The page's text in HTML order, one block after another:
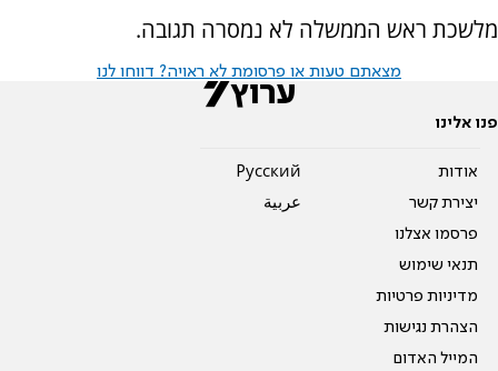
מלשכת ראש הממשלה לא נמסרה תגובה.
מצאתם טעות או פרסומת לא ראויה? דווחו לנו
פנו אלינו
אודות
יצירת קשר
פרסמו אצלנו
תנאי שימוש
מדיניות פרטיות
הצהרת נגישות
המייל האדום
Pусский
عربية